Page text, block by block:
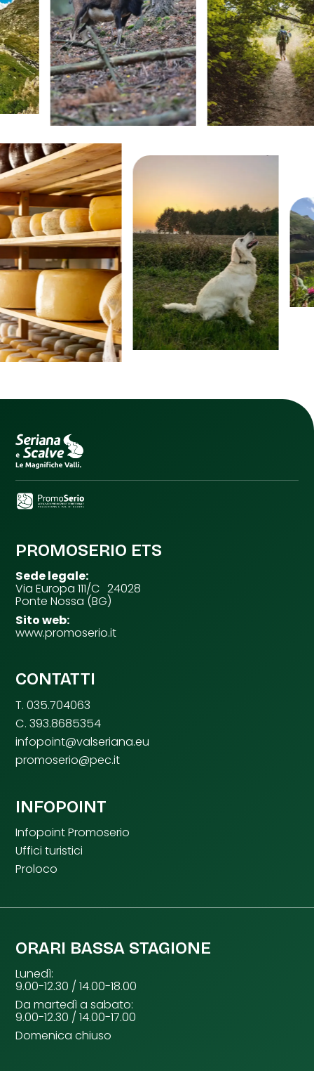
PROMOSERIO ETS
Sede legale:
Via Europa 111/C 24028
Ponte Nossa (BG)
Sito web:
www.promoserio.it
CONTATTI
T. 035.704063
C. 393.8685354
infopoint@valseriana.eu
promoserio@pec.it
INFOPOINT
Infopoint Promoserio
Uffici turistici
Proloco
ORARI BASSA STAGIONE
Lunedì:
9.00-12.30 / 14.00-18.00
Da martedì a sabato:
9.00-12.30 / 14.00-17.00
Domenica chiuso